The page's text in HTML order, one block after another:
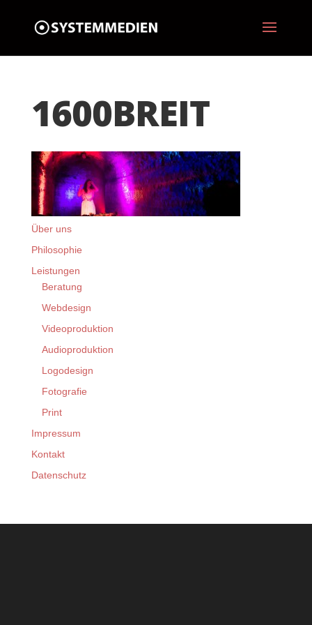
1600BREIT
Über uns
Philosophie
Leistungen
Beratung
Webdesign
Videoproduktion
Audioproduktion
Logodesign
Fotografie
Print
Impressum
Kontakt
Datenschutz